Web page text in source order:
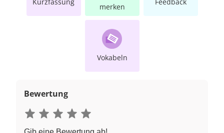
merken
Vokabeln
Bewertung